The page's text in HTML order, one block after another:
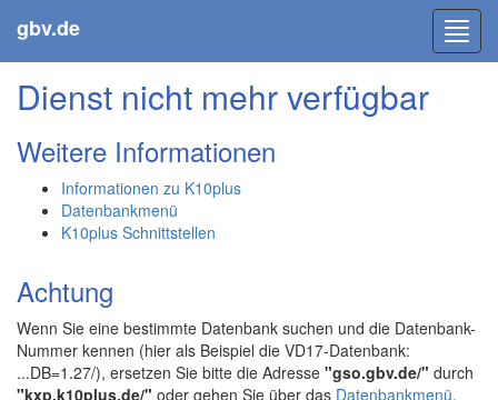
gbv.de
Dienst nicht mehr verfügbar
Weitere Informationen
Informationen zu K10plus
Datenbankmenü
K10plus Schnittstellen
Achtung
Wenn Sie eine bestimmte Datenbank suchen und die Datenbank-
Nummer kennen (hier als Beispiel die VD17-Datenbank:
...DB=1.27/), ersetzen Sie bitte die Adresse "gso.gbv.de/" durch
"kxp.k10plus.de/" oder gehen Sie über das Datenbankmenü.